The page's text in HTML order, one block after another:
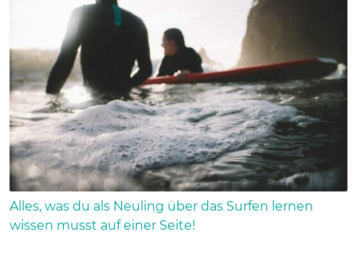
Alles, was du als Neuling über das Surfen lernen
wissen musst auf einer Seite!